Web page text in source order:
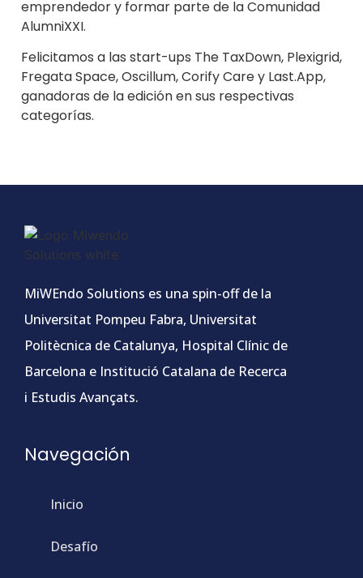
emprendedor y formar parte de la Comunidad
AlumniXXI.
Felicitamos a las start-ups The TaxDown, Plexigrid,
Fregata Space, Oscillum, Corify Care y Last.App,
ganadoras de la edición en sus respectivas
categorías.
MiWEndo Solutions es una spin-off de la
Universitat Pompeu Fabra, Universitat
Politècnica de Catalunya, Hospital Clínic de
Barcelona e Institució Catalana de Recerca
i Estudis Avançats.
Navegación
Inicio
Desafío